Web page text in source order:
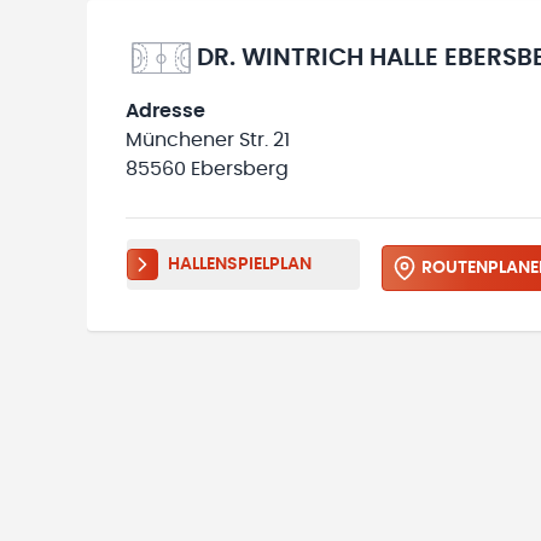
DR. WINTRICH HALLE
Adresse
Münchener Str. 21
85560 Ebersberg
HALLENSPIELPLAN